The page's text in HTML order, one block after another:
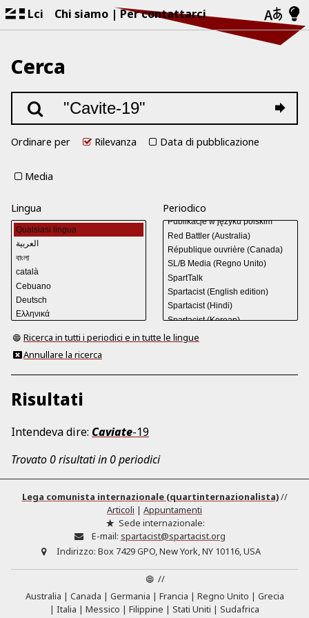
Lci Chi siamo Per contattarci
Cerca
Ordinare per Rilevanza Data di pubblicazione
Media
Lingua Periodico
Ricerca in tutti i periodici e in tutte le lingue
Annullare la ricerca
Risultati
Intendeva dire: Caviate-19
Trovato 0 risultati in 0 periodici
Lega comunista internazionale (quartinternazionalista)//
Articoli | Appuntamenti
Sede internazionale:
E-mail: spartacist@spartacist.org
Indirizzo: Box 7429 GPO, New York, NY 10116, USA
//
Australia
Canada Germania Francia Regno Unito
Grecia
Italia
Messico Filippine Stati Uniti Sudafrica